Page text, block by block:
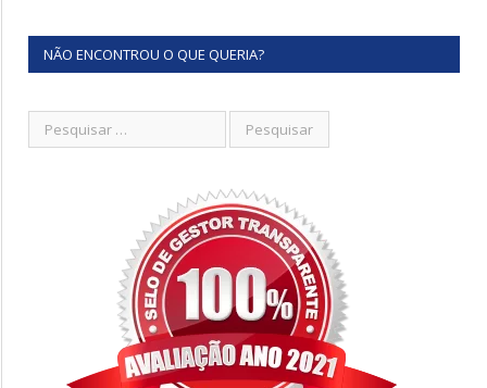
NÃO ENCONTROU O QUE QUERIA?